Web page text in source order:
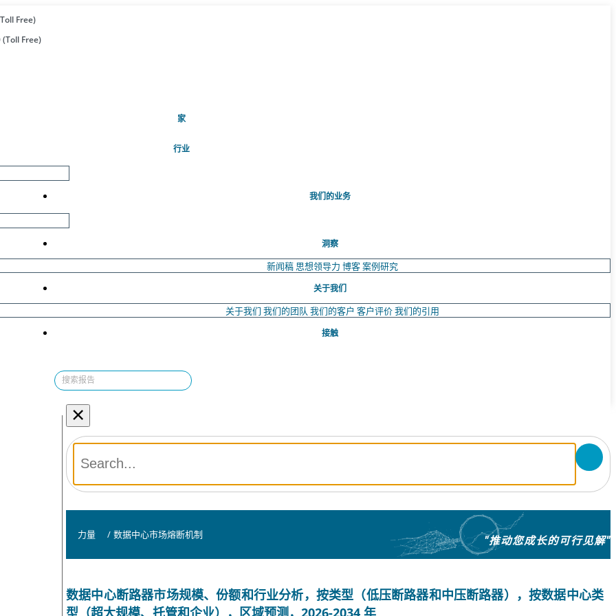
Free)
Free)
家(当前的)
行业
我们的业务
洞察
新闻稿 思想领导力 博客案例研究
关于我们
关于我们 我们的团队 我们的客户 客户评价我们的引用
接触
×
力量 / 数据中心市场熔断机制 "推动您成长的可行见解"
数据中心断路器市场规模、份额和行业分析，按类型（低压断路器和中压断路器），按数据中心类
型（超大规模、托管和企业），区域预测，2026-2034 年